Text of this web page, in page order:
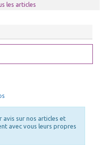
43.00 €
Ajout panier
les articles
avis sur nos articles et
avec vous leurs propres